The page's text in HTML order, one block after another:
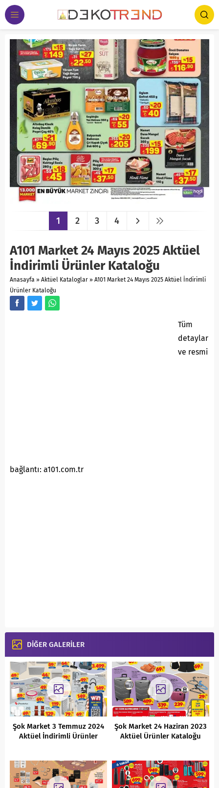
1 2 3 4
A101 Market 24 Mayıs 2025 Aktüel
İndirimli Ürünler Kataloğu
Anasayfa » Aktüel Kataloglar » A101 Market 24 Mayıs 2025 Aktüel İndirimli
Ürünler Kataloğu
Tüm
detaylar
ve resmi
bağlantı: a101.com.tr
DİĞER GALERİLER
Şok Market 3 Temmuz 2024
Aktüel İndirimli Ürünler
Şok Market 24 Haziran 2023
Aktüel Ürünler Kataloğu